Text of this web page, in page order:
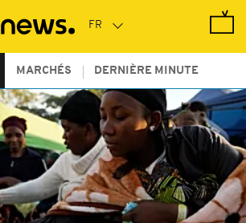
MARCHÉS DERNIÈRE MINUTE